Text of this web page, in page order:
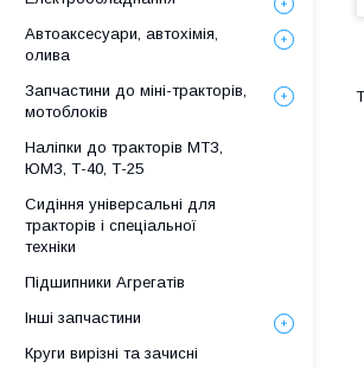
Автоаксесуари, автохімія,
олива
Запчастини до міні-тракторів,
мотоблоків
Наліпки до тракторів МТЗ,
ЮМЗ, Т-40, Т-25
Сидіння універсальні для
тракторів і спеціальної
техніки
Підшипники Агрегатів
Інші запчастини
Круги вирізні та зачисні